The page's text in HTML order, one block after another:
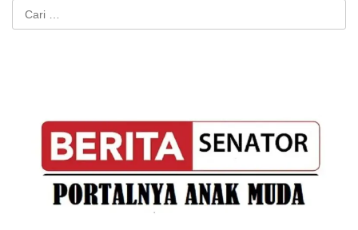
Cari
untuk: